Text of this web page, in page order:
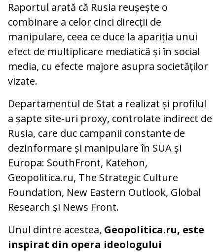
Raportul arată că Rusia reușește o
combinare a celor cinci direcții de
manipulare, ceea ce duce la apariția unui
efect de multiplicare mediatică și în social
media, cu efecte majore asupra societăților
vizate.
Departamentul de Stat a realizat și profilul
a șapte site-uri proxy, controlate indirect de
Rusia, care duc campanii constante de
dezinformare și manipulare în SUA și
Europa: SouthFront, Katehon,
Geopolitica.ru, The Strategic Culture
Foundation, New Eastern Outlook, Global
Research și News Front.
Unul dintre acestea, Geopolitica.ru, este
inspirat din opera ideologului